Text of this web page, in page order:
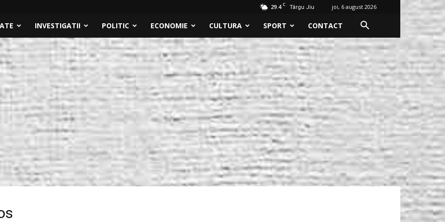
29.4 C Târgu Jiu joi, 6 august 2026
INVESTIGATII POLITIC ECONOMIE CULTURA SPORT CONTACT